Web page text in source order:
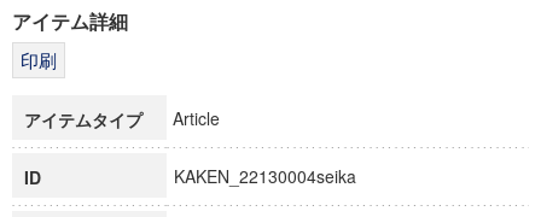
科学研究費補助金研究成果報告書
博士課程教育リーディングプログラム「超成熟社会発展のサ
アイテム詳細
アイテムタイプ Article
ID KAKEN_22130004seika